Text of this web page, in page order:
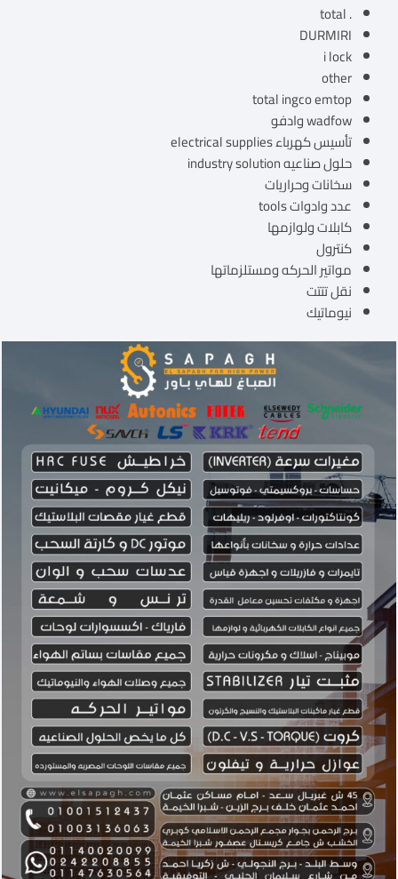
. total
DURMIRI
i lock
other
total ingco emtop
wadfow وادفو
تأسيس كهرباء electrical supplies
حلول صناعيه industry solution
سخانات وحراريات
عدد وادوات tools
كابلات ولوازمها
كنترول
مواتير الحركه ومستلزماتها
نقل تتتت
نيوماتيك